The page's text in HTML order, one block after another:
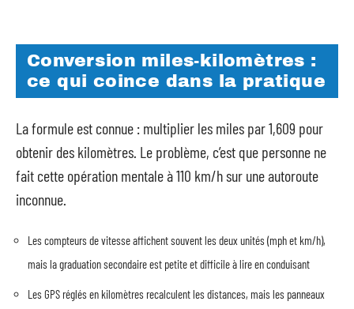
Conversion miles-kilomètres :
ce qui coince dans la pratique
La formule est connue : multiplier les miles par 1,609 pour
obtenir des kilomètres. Le problème, c’est que personne ne
fait cette opération mentale à 110 km/h sur une autoroute
inconnue.
Les compteurs de vitesse affichent souvent les deux unités (mph et km/h),
mais la graduation secondaire est petite et difficile à lire en conduisant
Les GPS réglés en kilomètres recalculent les distances, mais les panneaux